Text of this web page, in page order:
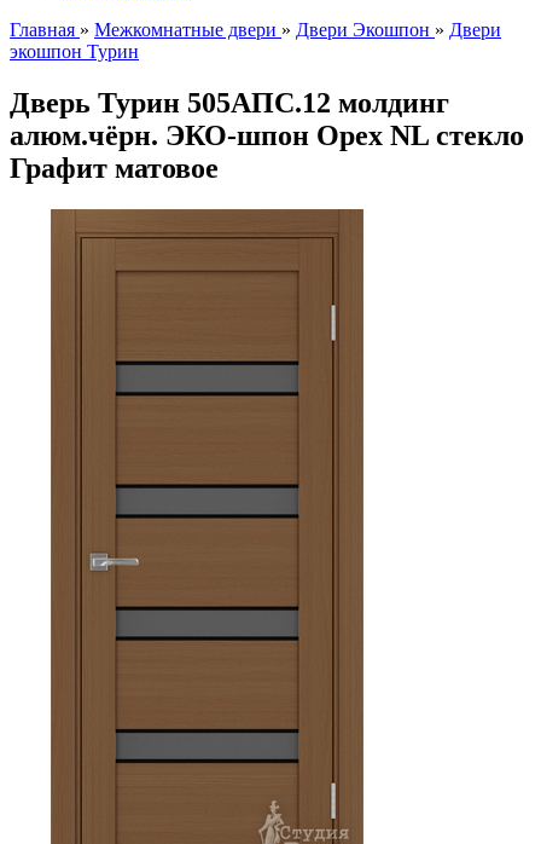
Главная » Межкомнатные двери » Двери Экошпон » Двери
экошпон Турин
Дверь Турин 505AПC.12 молдинг
алюм.чёрн. ЭКО-шпон Орех NL стекло
Графит матовое